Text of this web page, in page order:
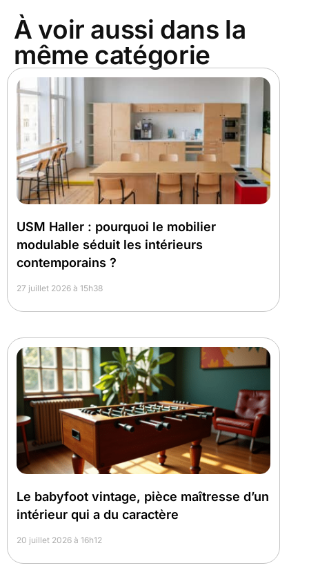
À voir aussi dans la
même catégorie
USM Haller : pourquoi le mobilier
modulable séduit les intérieurs
contemporains ?
27 juillet 2026 à 15h38
Le babyfoot vintage, pièce maîtresse d’un
intérieur qui a du caractère
20 juillet 2026 à 16h12